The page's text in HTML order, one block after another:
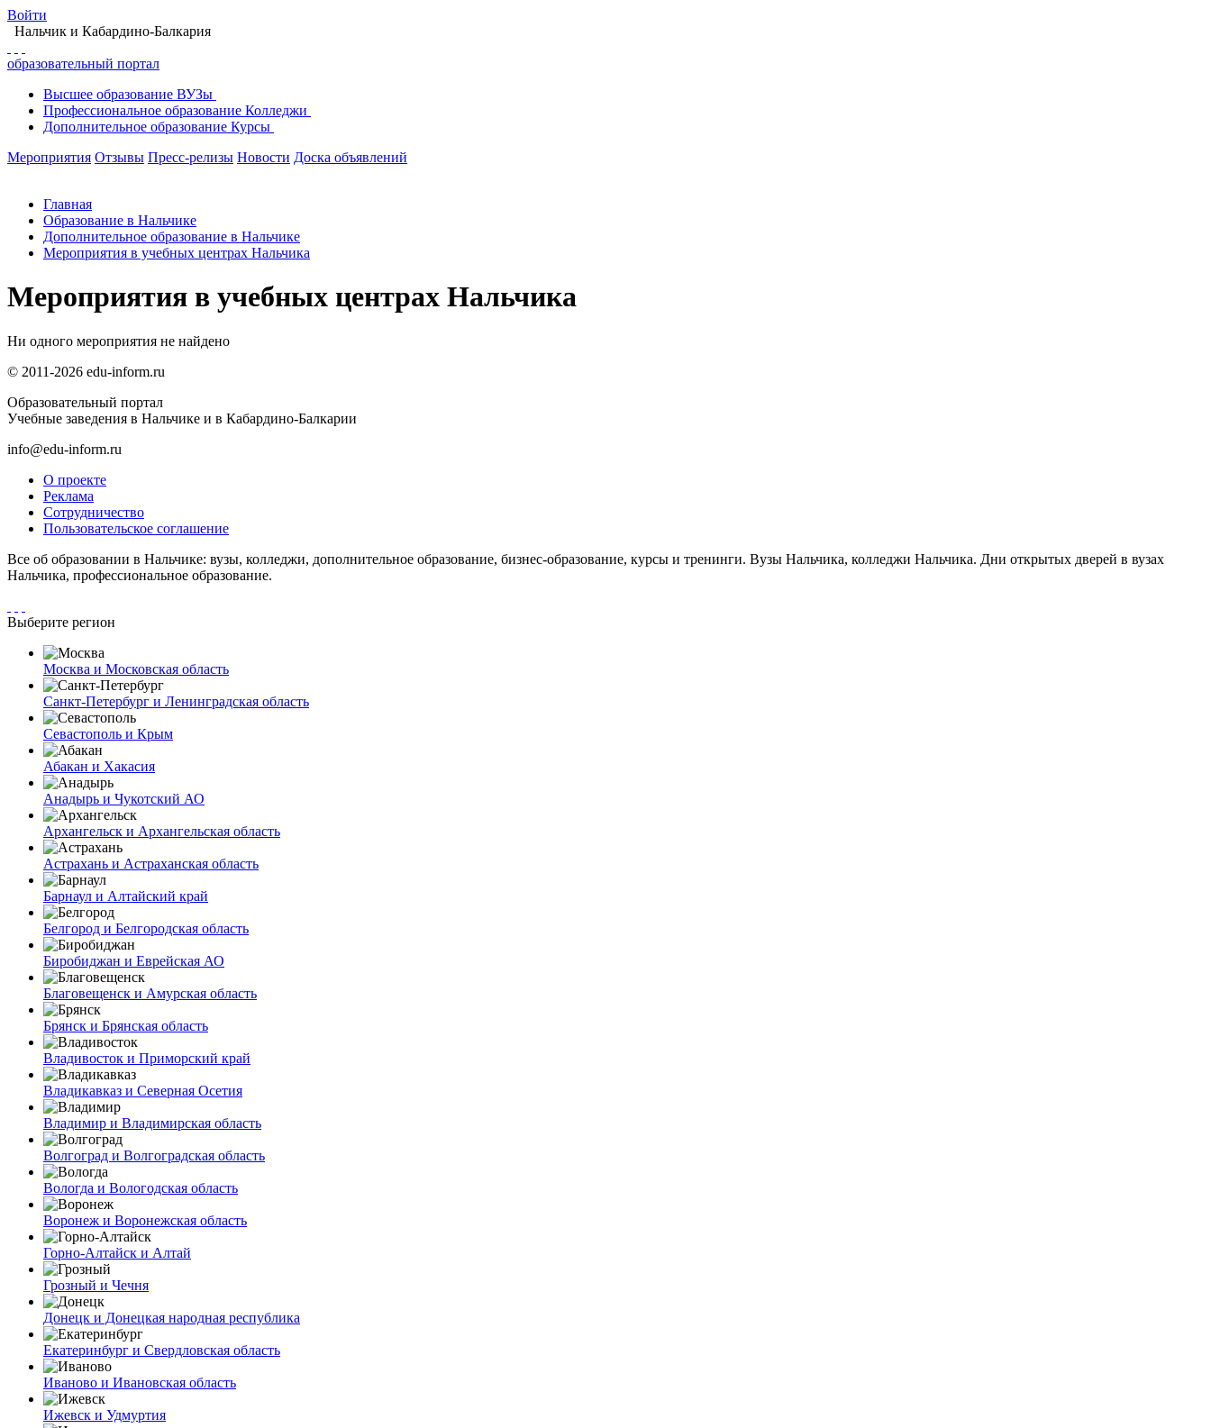
Войти
Нальчик и Кабардино-Балкария
образовательный портал
Высшее образование ВУЗы
Профессиональное образование Колледжи
Дополнительное образование Курсы
Мероприятия Отзывы Пресс-релизы Новости Доска объявлений
Главная
Образование в Нальчике
Дополнительное образование в Нальчике
Мероприятия в учебных центрах Нальчика
Мероприятия в учебных центрах Нальчика
Ни одного мероприятия не найдено
© 2011-2026 edu-inform.ru
Образовательный портал
Учебные заведения в Нальчике и в Кабардино-Балкарии
info@edu-inform.ru
О проекте
Реклама
Сотрудничество
Пользовательское соглашение
Все об образовании в Нальчике: вузы, колледжи, дополнительное образование, бизнес-образование, курсы и тренинги. Вузы Нальчика, колледжи Нальчика. Дни открытых дверей в вузах
Нальчика, профессиональное образование.
Выберите регион
Москва и Московская область
Санкт-Петербург и Ленинградская область
Севастополь и Крым
Абакан и Хакасия
Анадырь и Чукотский АО
Архангельск и Архангельская область
Астрахань и Астраханская область
Барнаул и Алтайский край
Белгород и Белгородская область
Биробиджан и Еврейская АО
Благовещенск и Амурская область
Брянск и Брянская область
Владивосток и Приморский край
Владикавказ и Северная Осетия
Владимир и Владимирская область
Волгоград и Волгоградская область
Вологда и Вологодская область
Воронеж и Воронежская область
Горно-Алтайск и Алтай
Грозный и Чечня
Донецк и Донецкая народная республика
Екатеринбург и Свердловская область
Иваново и Ивановская область
Ижевск и Удмуртия